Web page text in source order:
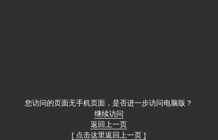
您访问的页面无手机页面，是否进一步访问电脑版？
继续访问
返回上一页
[ 点击这里返回上一页 ]